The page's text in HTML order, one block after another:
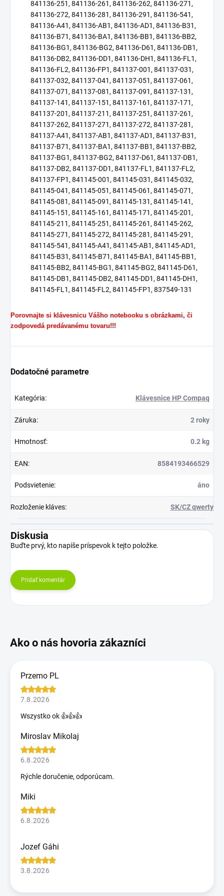
841136-251, 841136-261, 841136-262, 841136-271,
841136-272, 841136-281, 841136-291, 841136-541,
841136-A41, 841136-AB1, 841136-AD1, 841136-B31,
841136-B71, 841136-BA1, 841136-BB1, 841136-BB2,
841136-BG1, 841136-BG2, 841136-D61, 841136-DB1,
841136-DB2, 841136-DD1, 841136-DH1, 841136-FL1,
841136-FL2, 841136-FP1, 841137-001, 841137-031,
841137-032, 841137-041, 841137-051, 841137-061,
841137-071, 841137-081, 841137-091, 841137-131,
841137-141, 841137-151, 841137-161, 841137-171,
841137-201, 841137-211, 841137-251, 841137-261,
841137-262, 841137-271, 841137-272, 841137-281,
841137-A41, 841137-AB1, 841137-AD1, 841137-B31,
841137-B71, 841137-BA1, 841137-BB1, 841137-BB2,
841137-BG1, 841137-BG2, 841137-D61, 841137-DB1,
841137-DB2, 841137-DD1, 841137-FL1, 841137-FL2,
841137-FP1, 841145-001, 841145-031, 841145-032,
841145-041, 841145-051, 841145-061, 841145-071,
841145-081, 841145-091, 841145-131, 841145-141,
841145-151, 841145-161, 841145-171, 841145-201,
841145-211, 841145-251, 841145-261, 841145-262,
841145-271, 841145-272, 841145-281, 841145-291,
841145-541, 841145-A41, 841145-AB1, 841145-AD1,
841145-B31, 841145-B71, 841145-BA1, 841145-BB1,
841145-BB2, 841145-BG1, 841145-BG2, 841145-D61,
841145-DB1, 841145-DB2, 841145-DD1, 841145-DH1,
841145-FL1, 841145-FL2, 841145-FP1, 837549-131
Porovnajte si klávesnicu Vášho notebooku s obrázkami, či
zodpovedá predávanému tovaru!!!
Dodatočné parametre
Kategória: Klávesnice HP Compaq
Záruka: 2 roky
Hmotnosť: 0.2 kg
EAN: 8584193466529
Podsvietenie: áno
Rozloženie kláves: SK/CZ qwerty
Diskusia
Buďte prvý, kto napíše príspevok k tejto položke.
Pridať komentár
Przemo PL
7.8.2026
Wszystko ok 👍👍👍
Miroslav Mikolaj
6.8.2026
Rýchle doručenie, odporúcam.
Miki
6.8.2026
Jozef Gáhi
3.8.2026